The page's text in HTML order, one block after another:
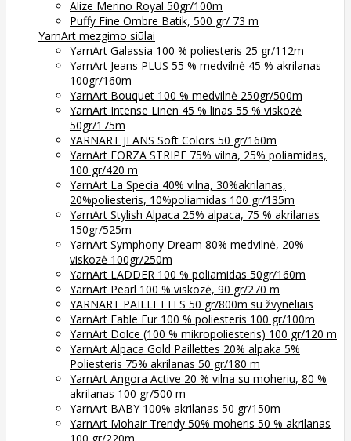
Alize Merino Royal 50gr/100m
Puffy Fine Ombre Batik, 500 gr/ 73 m
YarnArt mezgimo siūlai
YarnArt Galassia 100 % poliesteris 25 gr/112m
YarnArt Jeans PLUS 55 % medvilnė 45 % akrilanas
100gr/160m
YarnArt Bouquet 100 % medvilnė 250gr/500m
YarnArt Intense Linen 45 % linas 55 % viskozė
50gr/175m
YARNART JEANS Soft Colors 50 gr/160m
YarnArt FORZA STRIPE 75% vilna, 25% poliamidas,
100 gr/420 m
YarnArt La Specia 40% vilna, 30%akrilanas,
20%poliesteris, 10%poliamidas 100 gr/135m
YarnArt Stylish Alpaca 25% alpaca, 75 % akrilanas
150gr/525m
YarnArt Symphony Dream 80% medvilnė, 20%
viskozė 100gr/250m
YarnArt LADDER 100 % poliamidas 50gr/160m
YarnArt Pearl 100 % viskozė, 90 gr/270 m
YARNART PAILLETTES 50 gr/800m su žvyneliais
YarnArt Fable Fur 100 % poliesteris 100 gr/100m
YarnArt Dolce (100 % mikropoliesteris) 100 gr/120 m
YarnArt Alpaca Gold Paillettes 20% alpaka 5%
Poliesteris 75% akrilanas 50 gr/180 m
YarnArt Angora Active 20 % vilna su moheriu, 80 %
akrilanas 100 gr/500 m
YarnArt BABY 100% akrilanas 50 gr/150m
YarnArt Mohair Trendy 50% moheris 50 % akrilanas
100 gr/220m